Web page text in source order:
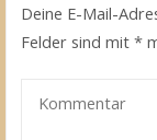
Deine E-Mail-
Felder sind mit*